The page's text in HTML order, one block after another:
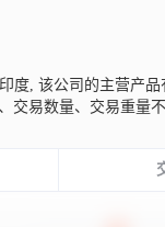
度, 该公司的主营产品
交易数量、交易重量